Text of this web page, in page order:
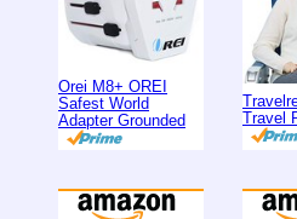
Orei M8+ OREI
Safest World
Adapter Grounded
Travel